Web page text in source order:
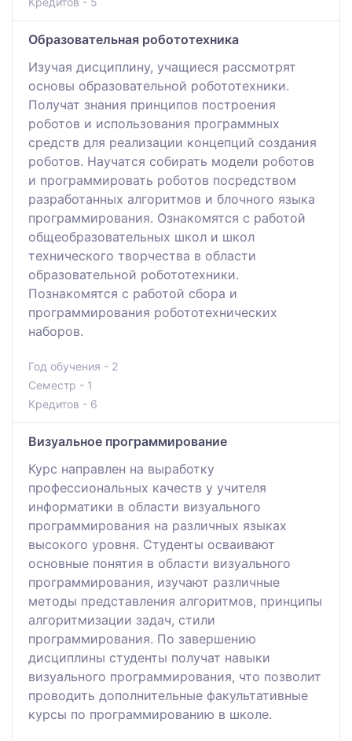
Образовательная робототехника
Изучая дисциплину, учащиеся рассмотрят
основы образовательной робототехники.
Получат знания принципов построения
роботов и использования программных
средств для реализации концепций создания
роботов. Научатся собирать модели роботов
и программировать роботов посредством
разработанных алгоритмов и блочного языка
программирования. Ознакомятся с работой
общеобразовательных школ и школ
технического творчества в области
образовательной робототехники.
Познакомятся с работой сбора и
программирования робототехнических
наборов.
Год обучения - 2
Семестр - 1
Кредитов - 6
Визуальное программирование
Курс направлен на выработку
профессиональных качеств у учителя
информатики в области визуального
программирования на различных языках
высокого уровня. Студенты осваивают
основные понятия в области визуального
программирования, изучают различные
методы представления алгоритмов, принципы
алгоритмизации задач, стили
программирования. По завершению
дисциплины студенты получат навыки
визуального программирования, что позволит
проводить дополнительные факультативные
курсы по программированию в школе.